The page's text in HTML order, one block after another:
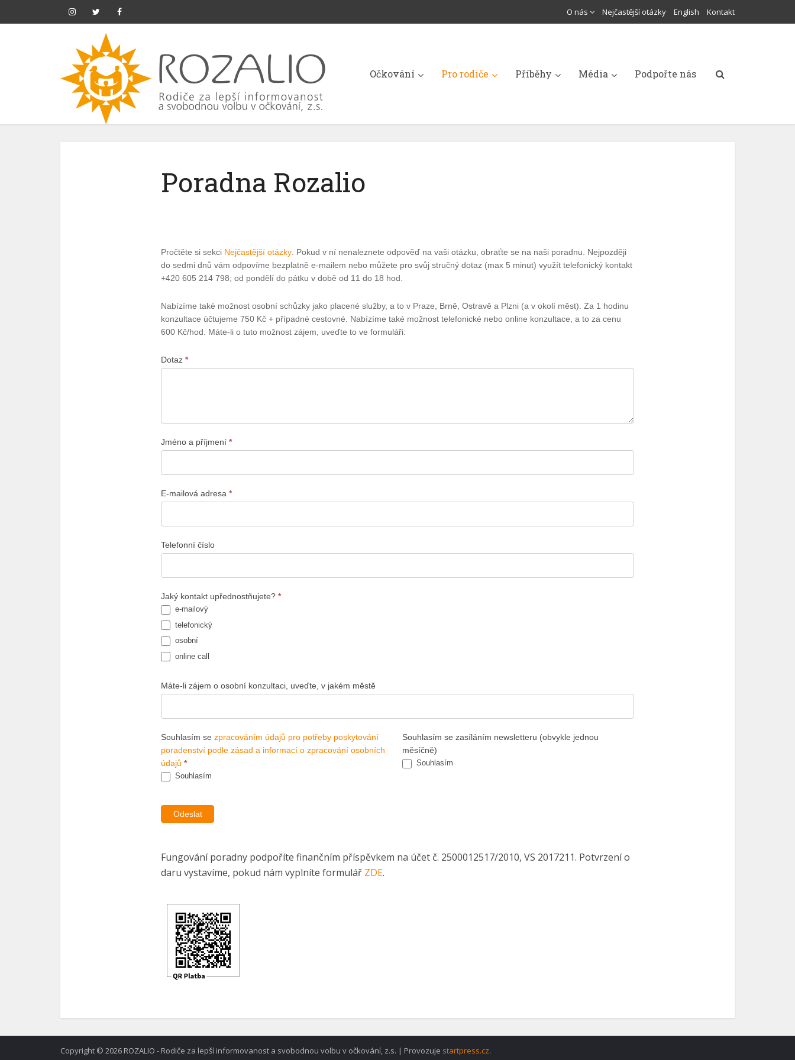
O nás Nejčastější otázky English Kontakt
Očkování Pro rodiče Příběhy Média Podpořte nás
Poradna Rozalio
pro
poradnu
Pročtěte si sekci Nejčastější otázky . Pokud v ní nenaleznete odpověď na vaši otázku, obraťte se na naši poradnu. Nejpozději
do sedmi dnů vám odpovíme bezplatně e-mailem nebo můžete pro svůj stručný dotaz (max 5 minut) využít telefonický kontakt
+420 605 214 798; od pondělí do pátku v době od 11 do 18 hod.
Nabízíme také možnost osobní schůzky jako placené služby, a to v Praze, Brně, Ostravě a Plzni (a v okolí měst). Za 1 hodinu
konzultace účtujeme 750 Kč + případné cestovné. Nabízíme také možnost telefonické nebo online konzultace, a to za cenu
600 Kč/hod. Máte-li o tuto možnost zájem, uveďte to ve formuláři:
Dotaz *
Jméno a příjmení *
E-mailová adresa *
Telefonní číslo
Jaký kontakt upřednostňujete? *
e-mailový
telefonický
osobní
online call
Máte-li zájem o osobní konzultaci, uveďte, v jakém městě
Souhlasím se zpracováním údajů pro potřeby poskytování
poradenství podle zásad a informací o zpracování osobních
údajů *
Souhlasím
Souhlasím se zasíláním newsletteru (obvykle jednou
měsíčně)
Souhlasím
Odeslat
Fungování poradny podpoříte finančním příspěvkem na účet č. 2500012517/2010, VS 2017211. Potvrzení o
daru vystavíme, pokud nám vyplníte formulář ZDE.
Copyright © 2026 ROZALIO - Rodiče za lepší informovanost a svobodnou volbu v očkování, z.s. | Provozuje startpress.cz.